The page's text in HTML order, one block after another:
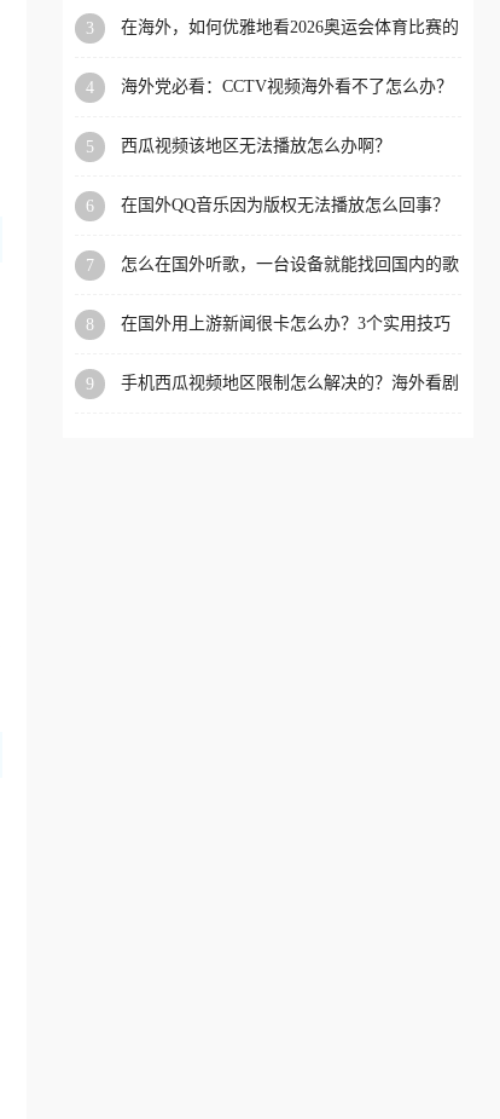
国、加拿大、澳大利亚、欧
学、定居等，都可以使用，
扰。
3
在海外，如何优雅地看2026奥运会体育比赛的
4
海外党必看：CCTV视频海外看不了怎么办？
5 西瓜视频该地区无法播放怎么办啊？
6
在国外QQ音乐因为版权无法播放怎么回事？
7
怎么在国外听歌，一台设备就能找回国内的歌
8
在国外用上游新闻很卡怎么办？3个实用技巧
9
手机西瓜视频地区限制怎么解决的？海外看剧